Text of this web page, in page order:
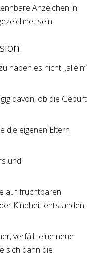
Anzeichen in
sein.
haben es nicht „allein“
davon, ob die Geburt
die eigenen Eltern
und
auf fruchtbaren
Kindheit entstanden
verfällt eine neue
sich dann die